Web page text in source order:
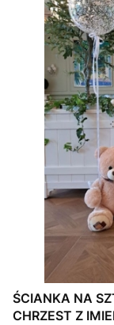
ŚCIANKA NA
CHRZEST Z